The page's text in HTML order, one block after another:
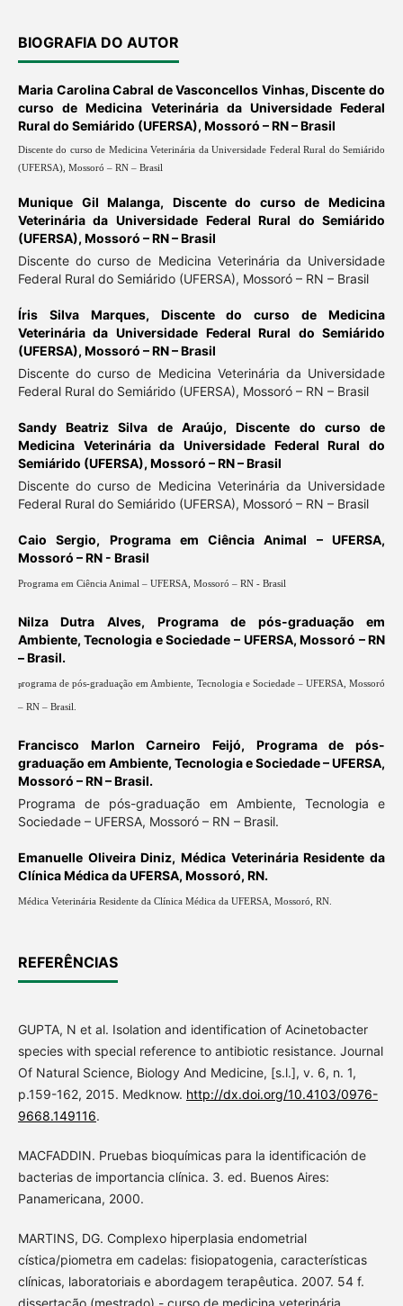
BIOGRAFIA DO AUTOR
Maria Carolina Cabral de Vasconcellos Vinhas,Discente do
curso de Medicina Veterinária da Universidade Federal
Rural do Semiárido (UFERSA), Mossoró – RN – Brasil
Discente do curso de Medicina Veterinária da Universidade Federal Rural do Semiárido
(UFERSA), Mossoró – RN – Brasil
Munique Gil Malanga, Discente do curso de Medicina
Veterinária da Universidade Federal Rural do Semiárido
(UFERSA), Mossoró – RN – Brasil
Discente do curso de Medicina Veterinária da Universidade
Federal Rural do Semiárido (UFERSA), Mossoró – RN – Brasil
Íris Silva Marques, Discente do curso de Medicina
Veterinária da Universidade Federal Rural do Semiárido
(UFERSA), Mossoró – RN – Brasil
Discente do curso de Medicina Veterinária da Universidade
Federal Rural do Semiárido (UFERSA), Mossoró – RN – Brasil
Sandy Beatriz Silva de Araújo,Discente do curso de
Medicina Veterinária da Universidade Federal Rural do
Semiárido (UFERSA), Mossoró – RN – Brasil
Discente do curso de Medicina Veterinária da Universidade
Federal Rural do Semiárido (UFERSA), Mossoró – RN – Brasil
Caio Sergio, Programa em Ciência Animal – UFERSA,
Mossoró – RN - Brasil
Programa em Ciência Animal – UFERSA, Mossoró – RN - Brasil
Nilza Dutra Alves, Programa de pós-graduação em
Ambiente, Tecnologia e Sociedade – UFERSA, Mossoró – RN
– Brasil.
Programa de pós-graduação em Ambiente, Tecnologia e Sociedade – UFERSA, Mossoró
– RN – Brasil.
Francisco Marlon Carneiro Feijó, Programa de pós-
graduação em Ambiente, Tecnologia e Sociedade – UFERSA,
Mossoró – RN – Brasil.
Programa de pós-graduação em Ambiente, Tecnologia e
Sociedade – UFERSA, Mossoró – RN – Brasil.
Emanuelle Oliveira Diniz, Médica Veterinária Residente da
Clínica Médica da UFERSA, Mossoró, RN.
Médica Veterinária Residente da Clínica Médica da UFERSA, Mossoró, RN.
REFERÊNCIAS
GUPTA, N et al. Isolation and identification of Acinetobacter
species with special reference to antibiotic resistance. Journal
Of Natural Science, Biology And Medicine, [s.l.], v. 6, n. 1,
p.159-162, 2015. Medknow. http://dx.doi.org/10.4103/0976-
9668.149116.
MACFADDIN. Pruebas bioquímicas para la identificación de
bacterias de importancia clínica. 3. ed. Buenos Aires:
Panamericana, 2000.
MARTINS, DG. Complexo hiperplasia endometrial
cística/piometra em cadelas: fisiopatogenia, características
clínicas, laboratoriais e abordagem terapêutica. 2007. 54 f.